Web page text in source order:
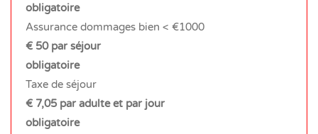
obligatoire
Assurance dommages bien < €1000
€ 50 par séjour
obligatoire
Taxe de séjour
€ 7,05 par adulte et par jour
obligatoire